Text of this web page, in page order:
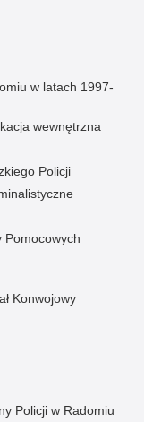
w latach 1997-
wewnętrzna
Policji
Pomocowych
Konwojowy
Policji w Radomiu